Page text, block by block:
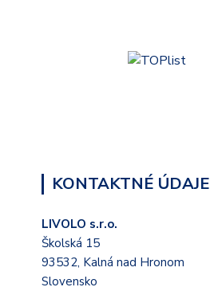
KONTAKTNÉ ÚDAJE
LIVOLO s.r.o.
Školská 15
93532, Kalná nad Hronom
Slovensko